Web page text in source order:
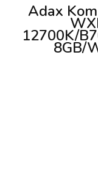
Adax
12700K/
8GB/